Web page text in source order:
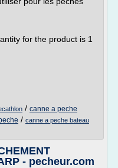
for the product is 1
/ canne a peche
/ canne a peche bateau
- pecheur.com